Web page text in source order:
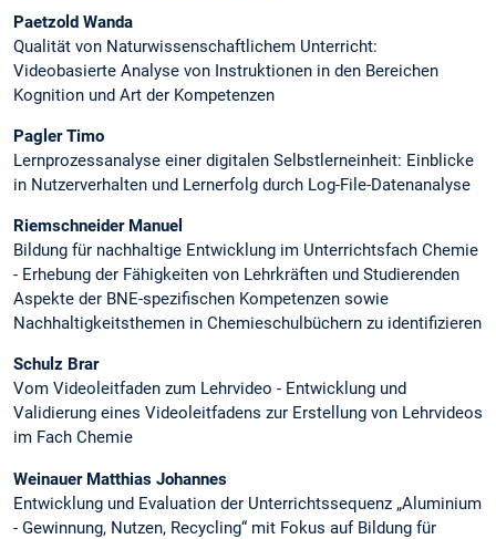
Paetzold Wanda
Qualität von Naturwissenschaftlichem Unterricht:
Videobasierte Analyse von Instruktionen in den Bereichen
Kognition und Art der Kompetenzen
Pagler Timo
Lernprozessanalyse einer digitalen Selbstlerneinheit: Einblicke
in Nutzerverhalten und Lernerfolg durch Log-File-Datenanalyse
Riemschneider Manuel
Bildung für nachhaltige Entwicklung im Unterrichtsfach Chemie
- Erhebung der Fähigkeiten von Lehrkräften und Studierenden
Aspekte der BNE-spezifischen Kompetenzen sowie
Nachhaltigkeitsthemen in Chemieschulbüchern zu identifizieren
Schulz Brar
Vom Videoleitfaden zum Lehrvideo - Entwicklung und
Validierung eines Videoleitfadens zur Erstellung von Lehrvideos
im Fach Chemie
Weinauer Matthias Johannes
Entwicklung und Evaluation der Unterrichtssequenz „Aluminium
- Gewinnung, Nutzen, Recycling“ mit Fokus auf Bildung für